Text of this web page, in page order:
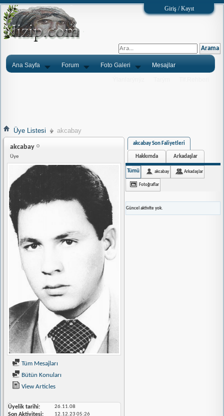
Giriş / Kayıt
Ana Sayfa Forum Foto Galeri Mesajlar
Üye Listesi akcabay
akcabay
Üye
Tüm Mesajları
Bütün Konuları
View Articles
Üyelik tarihi 26.11.08
Son Aktivitesi 12.12.23 05:26
akcabay Son Faliyetleri
Hakkımda Arkadaşlar
Tümü akcabay Arkadaşlar
Fotoğraflar
Güncel aktivite yok.